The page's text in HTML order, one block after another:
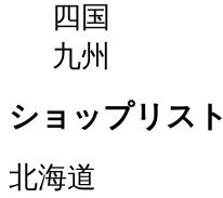
四国
九州
ショップリスト
北海道